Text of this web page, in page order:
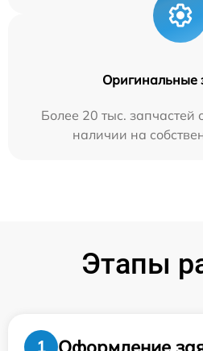
Оригинальные
Более 20 тыс. запчастей
наличии на
Этапы
1